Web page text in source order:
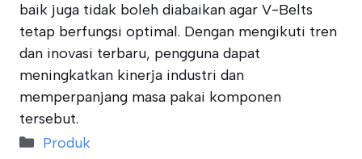
baik juga tidak boleh diabaikan agar V-Belts
tetap berfungsi optimal. Dengan mengikuti tren
dan inovasi terbaru, pengguna dapat
meningkatkan kinerja industri dan
memperpanjang masa pakai komponen
tersebut.
Categories
Produk